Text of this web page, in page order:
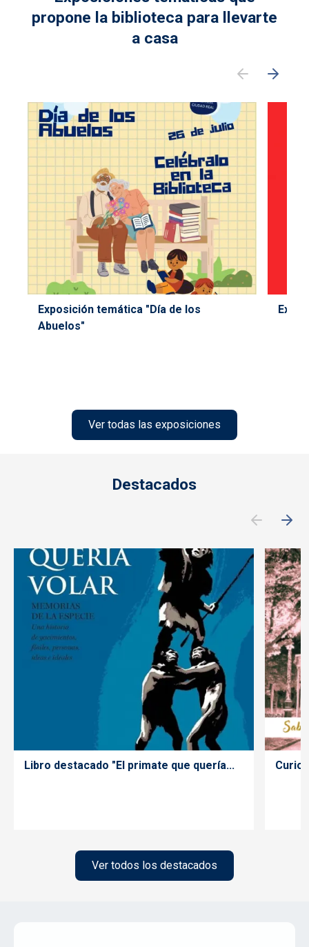
propone la biblioteca para llevarte
a casa
Exposición temática "Día de los
Abuelos"
Ver todas las exposiciones
Destacados
Libro destacado "El primate que quería...
Ver todos los destacados